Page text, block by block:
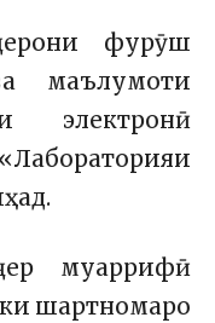
фурӯш
маълумоти
электронӣ
муаррифӣ
шартномаро